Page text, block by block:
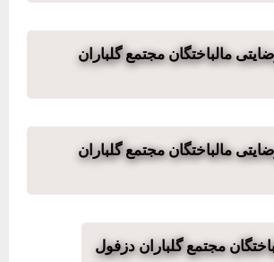
مالباختگان مجتمع گلباران
مالباختگان مجتمع گلباران
مجتمع گلباران دزفول